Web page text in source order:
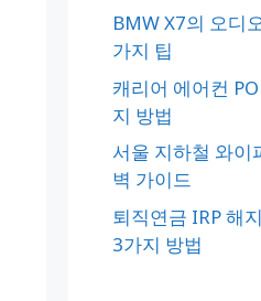
BMW X7의 오디
가지 팁
캐리어 에어컨
지 방법
서울 지하철 와이
벽 가이드
퇴직연금 IRP 해
3가지 방법